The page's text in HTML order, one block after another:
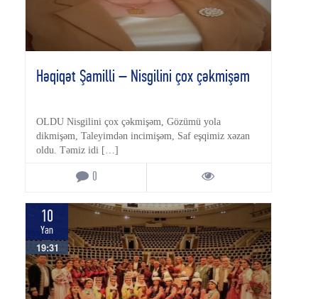
Həqiqət Şamilli – Nisgilini çox çəkmişəm
OLDU Nisgilini çox çəkmişəm, Gözümü yola
dikmişəm, Taleyimdən incimişəm, Saf eşqimiz xəzan
oldu. Təmiz idi […]
0
10
Yan
19:31